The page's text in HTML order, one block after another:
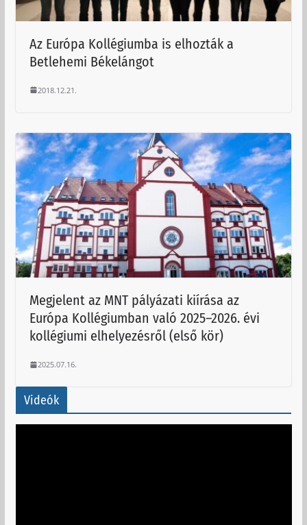
Az Európa Kollégiumba is elhozták a
Betlehemi Békelángot
2018.12.21.
Megjelent az MNT pályázati kiírása az
Európa Kollégiumban való 2025–2026. évi
kollégiumi elhelyezésről (első kör)
2025.07.16.
Videók